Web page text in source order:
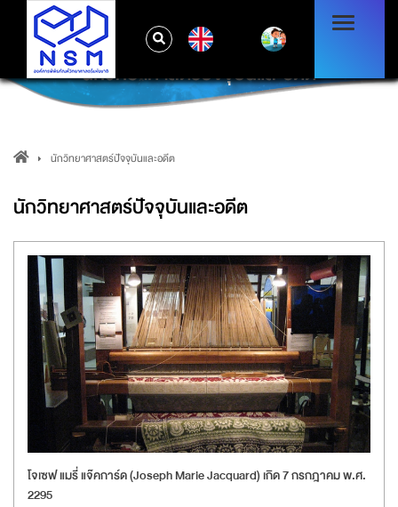
นักวิทยาศาสตร์ปัจจุบันและอดีต
นักวิทยาศาสตร์ปัจจุบันและอดีต
นักวิทยาศาสตร์ปัจจุบันและอดีต
โจเซฟ แมรี่ แจ๊คการ์ด (Joseph Marie Jacquard) เกิด 7 กรกฎาคม พ.ศ.
2295